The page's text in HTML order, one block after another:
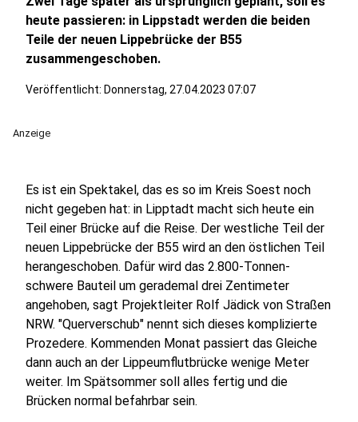
heute passieren: in Lippstadt werden die beiden
Teile der neuen Lippebrücke der B55
zusammengeschoben.
Veröffentlicht: Donnerstag, 27.04.2023 07:07
Anzeige
Es ist ein Spektakel, das es so im Kreis Soest noch
nicht gegeben hat: in Lipptadt macht sich heute ein
Teil einer Brücke auf die Reise. Der westliche Teil der
neuen Lippebrücke der B55 wird an den östlichen Teil
herangeschoben. Dafür wird das 2.800-Tonnen-
schwere Bauteil um gerademal drei Zentimeter
angehoben, sagt Projektleiter Rolf Jädick von Straßen
NRW. "Querverschub" nennt sich dieses komplizierte
Prozedere. Kommenden Monat passiert das Gleiche
dann auch an der Lippeumflutbrücke wenige Meter
weiter. Im Spätsommer soll alles fertig und die
Brücken normal befahrbar sein.